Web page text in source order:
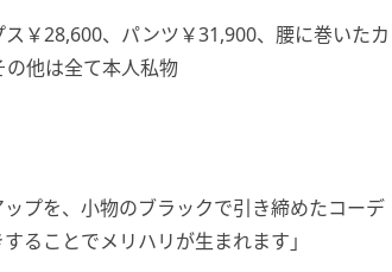
￥28,600、パンツ￥31,900、腰に巻いたカ
の他は全て本人私物
プを、小物のブラックで引き締めたコーデ
ることでメリハリが生まれます」